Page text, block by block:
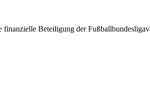
Beteiligung der